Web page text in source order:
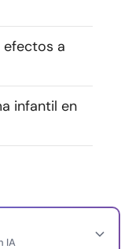
reservados.
a
infantil en
IA